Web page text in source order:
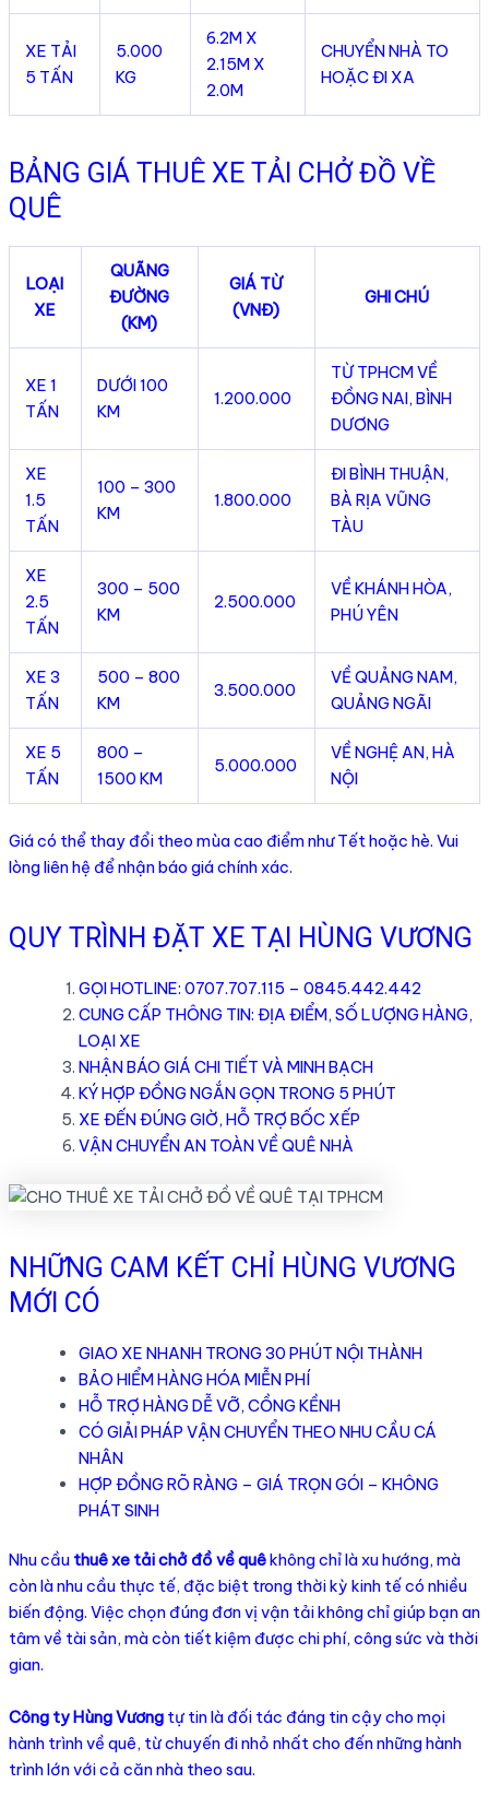
XE TẢI
5 TẤN
5.000
KG
6.2M X
2.15M X
2.0M
CHUYỂN NHÀ TO
HOẶC ĐI XA
BẢNG GIÁ THUÊ XE TẢI CHỞ ĐỒ VỀ
QUÊ
LOẠI
XE
QUÃNG
ĐƯỜNG
(KM)
GIÁ TỪ
(VNĐ)
GHI CHÚ
XE 1
TẤN
DƯỚI 100
KM
1.200.000
TỪ TPHCM VỀ
ĐỒNG NAI, BÌNH
DƯƠNG
XE
1.5
TẤN
100 – 300
KM
1.800.000
ĐI BÌNH THUẬN,
BÀ RỊA VŨNG
TÀU
XE
2.5
TẤN
300 – 500
KM
2.500.000
VỀ KHÁNH HÒA,
PHÚ YÊN
XE 3
TẤN
500 – 800
KM
3.500.000
VỀ QUẢNG NAM,
QUẢNG NGÃI
XE 5
TẤN
800 –
1500 KM
5.000.000
VỀ NGHỆ AN, HÀ
NỘI
Giá có thể thay đổi theo mùa cao điểm như Tết hoặc hè. Vui
lòng liên hệ để nhận báo giá chính xác.
QUY TRÌNH ĐẶT XE TẠI HÙNG VƯƠNG
GỌI HOTLINE: 0707.707.115 – 0845.442.442
CUNG CẤP THÔNG TIN: ĐỊA ĐIỂM, SỐ LƯỢNG HÀNG,
LOẠI XE
NHẬN BÁO GIÁ CHI TIẾT VÀ MINH BẠCH
KÝ HỢP ĐỒNG NGẮN GỌN TRONG 5 PHÚT
XE ĐẾN ĐÚNG GIỜ, HỖ TRỢ BỐC XẾP
VẬN CHUYỂN AN TOÀN VỀ QUÊ NHÀ
NHỮNG CAM KẾT CHỈ HÙNG VƯƠNG
MỚI CÓ
GIAO XE NHANH TRONG 30 PHÚT NỘI THÀNH
BẢO HIỂM HÀNG HÓA MIỄN PHÍ
HỖ TRỢ HÀNG DỄ VỠ, CỒNG KỀNH
CÓ GIẢI PHÁP VẬN CHUYỂN THEO NHU CẦU CÁ
NHÂN
HỢP ĐỒNG RÕ RÀNG – GIÁ TRỌN GÓI – KHÔNG
PHÁT SINH
Nhu cầu thuê xe tải chở đồ về quêkhông chỉ là xu hướng, mà
còn là nhu cầu thực tế, đặc biệt trong thời kỳ kinh tế có nhiều
biến động. Việc chọn đúng đơn vị vận tải không chỉ giúp bạn an
tâm về tài sản, mà còn tiết kiệm được chi phí, công sức và thời
gian.
Công ty Hùng Vươngtự tin là đối tác đáng tin cậy cho mọi
hành trình về quê, từ chuyến đi nhỏ nhất cho đến những hành
trình lớn với cả căn nhà theo sau.